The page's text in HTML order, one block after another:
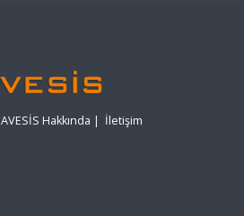
AVESİS Hakkında | İletişim